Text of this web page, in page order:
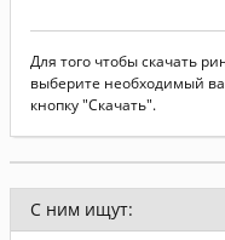
Для того чтобы скачать
выберите необходимый
кнопку "Скачать".
С ним ищут: